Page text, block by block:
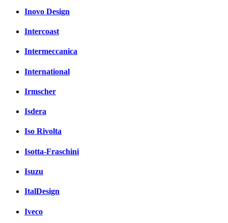
Inovo Design
Intercoast
Intermeccanica
International
Irmscher
Isdera
Iso Rivolta
Isotta-Fraschini
Isuzu
ItalDesign
Iveco